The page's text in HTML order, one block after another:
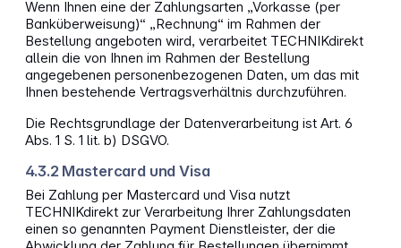
Wenn Ihnen eine der Zahlungsarten „Vorkasse (per
Banküberweisung)“ „Rechnung“ im Rahmen der
Bestellung angeboten wird, verarbeitet TECHNIKdirekt
allein die von Ihnen im Rahmen der Bestellung
angegebenen personenbezogenen Daten, um das mit
Ihnen bestehende Vertragsverhältnis durchzuführen.
Die Rechtsgrundlage der Datenverarbeitung ist Art. 6
Abs. 1 S. 1 lit. b) DSGVO.
4.3.2 Mastercard und Visa
Bei Zahlung per Mastercard und Visa nutzt
TECHNIKdirekt zur Verarbeitung Ihrer Zahlungsdaten
einen so genannten Payment Dienstleister, der die